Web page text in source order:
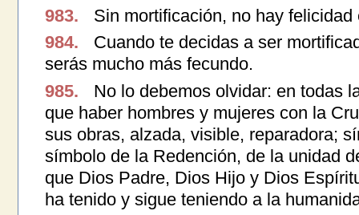
983.
Sin mortificación, no hay felicidad
984.
Cuando te decidas a ser
serás mucho más fecundo.
985.
No lo debemos olvidar: en todas
que haber hombres y mujeres con la
sus obras, alzada, visible, reparadora;
símbolo de la Redención, de la unidad
que Dios Padre, Dios Hijo y Dios
ha tenido y sigue teniendo a la